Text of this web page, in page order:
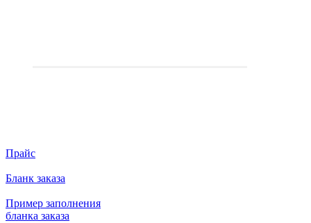
Прайс
Бланк заказа
Пример заполнения
бланка заказа